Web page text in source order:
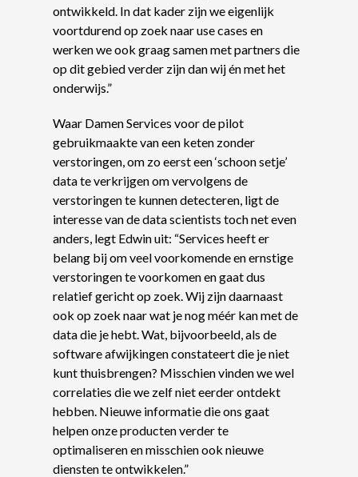
ontwikkeld. In dat kader zijn we eigenlijk
voortdurend op zoek naar use cases en
werken we ook graag samen met partners die
op dit gebied verder zijn dan wij én met het
onderwijs.”
Waar Damen Services voor de pilot
gebruikmaakte van een keten zonder
verstoringen, om zo eerst een ‘schoon setje’
data te verkrijgen om vervolgens de
verstoringen te kunnen detecteren, ligt de
interesse van de data scientists toch net even
anders, legt Edwin uit: “Services heeft er
belang bij om veel voorkomende en ernstige
verstoringen te voorkomen en gaat dus
relatief gericht op zoek. Wij zijn daarnaast
ook op zoek naar wat je nog méér kan met de
data die je hebt. Wat, bijvoorbeeld, als de
software afwijkingen constateert die je niet
kunt thuisbrengen? Misschien vinden we wel
correlaties die we zelf niet eerder ontdekt
hebben. Nieuwe informatie die ons gaat
helpen onze producten verder te
optimaliseren en misschien ook nieuwe
diensten te ontwikkelen.”